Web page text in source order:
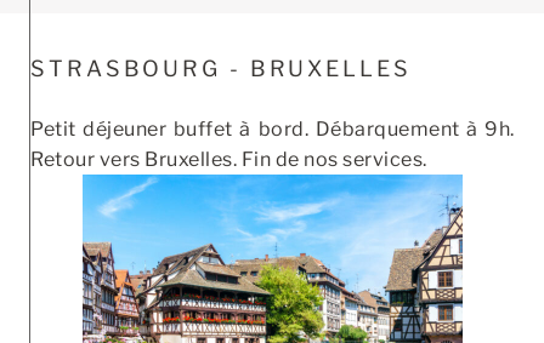
STRASBOURG - BRUXELLES
Petit déjeuner buffet à bord. Débarquement à 9h.
Retour vers Bruxelles. Fin de nos services.